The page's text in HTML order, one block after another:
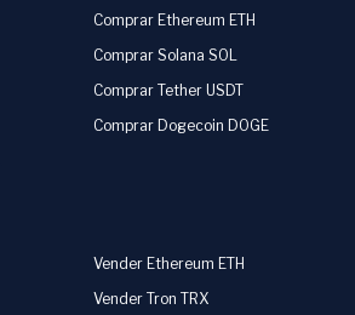
Comprar Ethereum ETH
Comprar Solana SOL
Comprar Tether USDT
Comprar Dogecoin DOGE
Vender Ethereum ETH
Vender Tron TRX